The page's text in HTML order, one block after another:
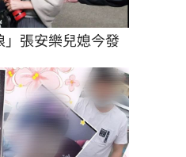
張安樂兒媳今發